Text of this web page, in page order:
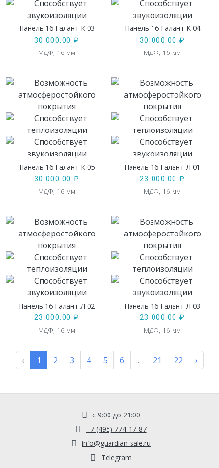
Панель 16 Галант К 03
30 000.00 ₽
МДФ, 16 мм
Панель 16 Галант К 04
30 000.00 ₽
МДФ, 16 мм
Панель 16 Галант К 05
30 000.00 ₽
МДФ, 16 мм
Панель 16 Галант Л 01
23 000.00 ₽
МДФ, 16 мм
Панель 16 Галант Л 02
23 000.00 ₽
МДФ, 16 мм
Панель 16 Галант Л 03
23 000.00 ₽
МДФ, 16 мм
‹ 1 2 3 4 5 6 ... 21 22 ›
с 9:00 до 21:00
+7 (495) 774-17-87
info@guardian-sale.ru
Telegram